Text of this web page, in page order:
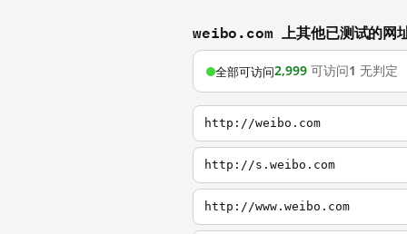
weibo.com 上其他已测试的网
全部可访问2,999 可访问1 无判定
http://weibo.com
http://s.weibo.com
http://www.weibo.com